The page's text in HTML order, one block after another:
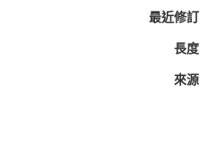
最近修訂
長度
來源